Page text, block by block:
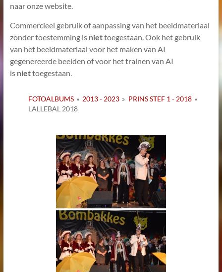
naar onze website.
Commercieel gebruik of aanpassing van het beeldmateriaal
zonder toestemming is niettoegestaan. Ook het gebruik
van het beeldmateriaal voor het maken van AI
gegenereerde beelden of voor het trainen van AI
is niettoegestaan.
FOTOALBUMS » 2013 - 2023 » PRINS STEF 1 - 2018 »
LALLEBAL 2018